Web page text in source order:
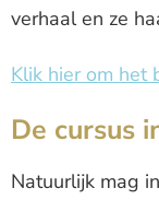
verhaal en ze
Klik hier om het
De cursus
Natuurlijk mag